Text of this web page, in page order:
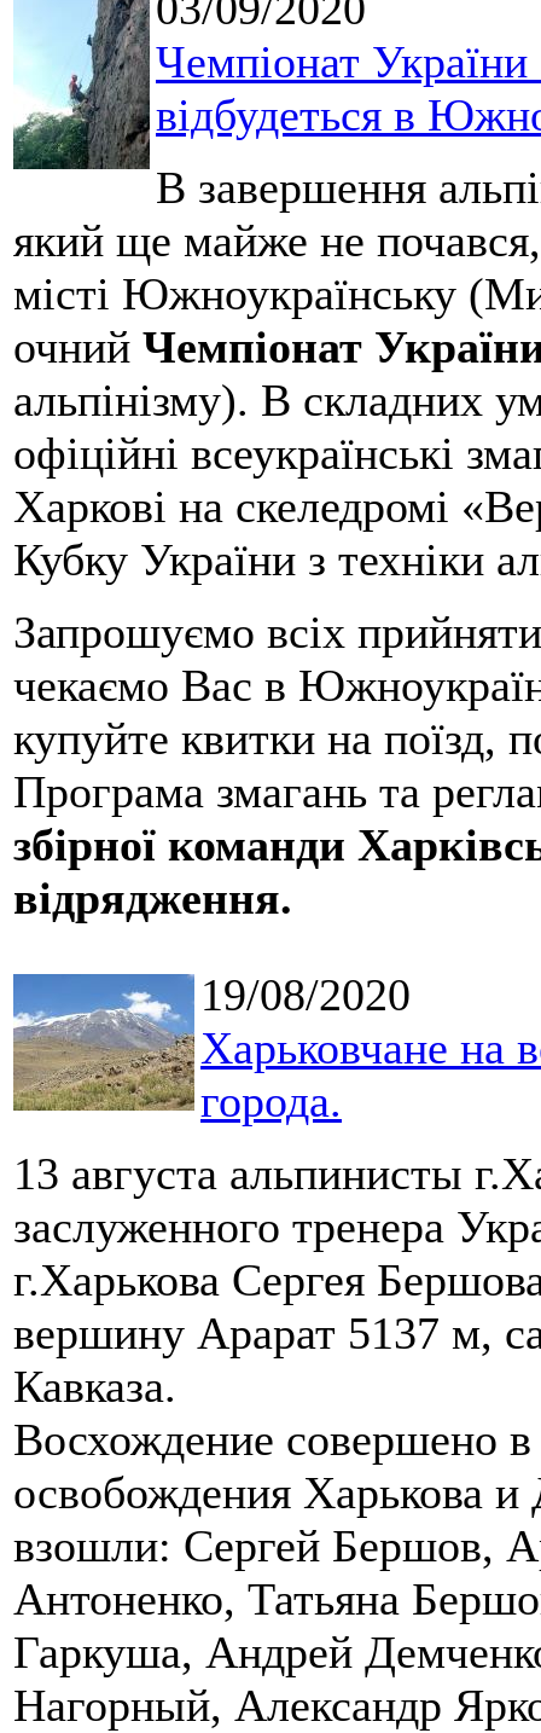
Чемпіонат України
відбудеться в
В завершення
який ще майже не
місті Южноукраїнську
очний Чемпіонат
альпінізму). В складних
офіційні всеукраїнські
Харкові на скеледромі
Кубку України з техніки
Запрошуємо всіх
чекаємо Вас в
купуйте квитки на поїзд,
Програма змагань та
збірної команди
відрядження.
19/08/2020
Харьковчане на
города.
13 августа альпинисты
заслуженного тренера
г.Харькова Сергея
вершину Арарат 5137 м,
Кавказа.
Восхождение совершено
освобождения Харькова
взошли: Сергей Бершов,
Антоненко, Татьяна
Гаркуша, Андрей
Нагорный, Александр